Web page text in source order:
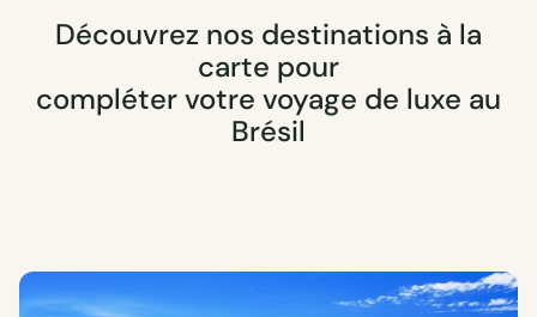
Découvrez nos destinations à la
carte pour
compléter votre voyage de luxe au
Brésil